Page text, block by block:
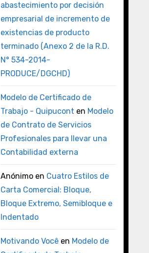
abastecimiento por decisión
empresarial de incremento de
existencias de producto
terminado (Anexo 2 de la R.D.
N° 534-2014-
PRODUCE/DGCHD)
Modelo de Certificado de
Trabajo - Quipucont en Modelo
de Contrato de Servicios
Profesionales para llevar una
Contabilidad externa
Anónimoen Cuatro Estilos de
Carta Comercial: Bloque,
Bloque Extremo, Semibloque e
Indentado
Motivando Vocêen Modelo de